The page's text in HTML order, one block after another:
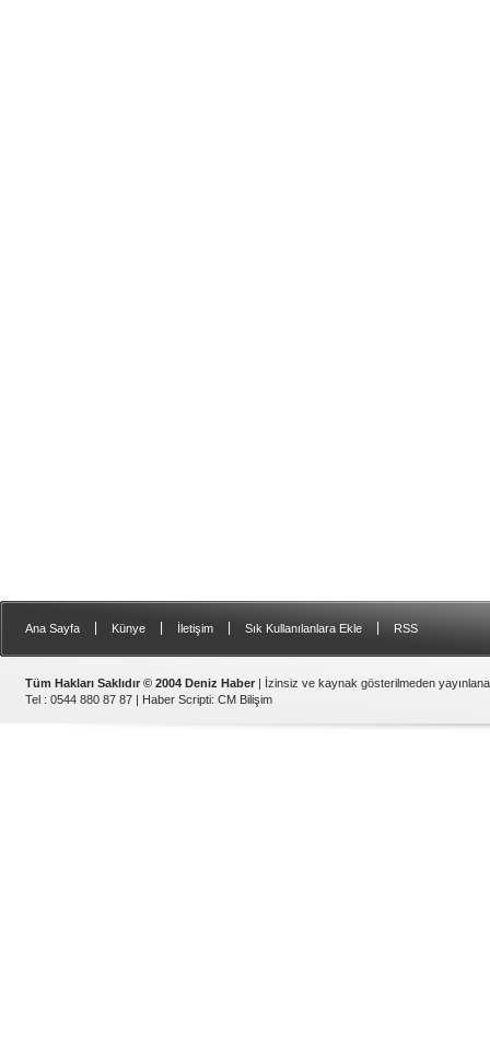
Ana Sayfa Künye İletişim Sık Kullanılanlara Ekle RSS
Tüm Hakları Saklıdır © 2004 Deniz Haber | İzinsiz ve kaynak gösterilmeden
Tel : 0544 880 87 87 | Haber Scripti: CM Bilişim